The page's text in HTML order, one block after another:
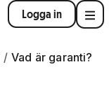
Logga in
Vad är garanti?